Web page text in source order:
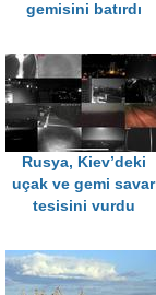
gemisini batırdı
Rusya, Kiev’deki
uçak ve gemi savar
tesisini vurdu